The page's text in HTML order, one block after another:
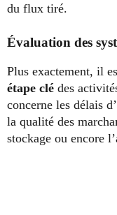
du flux tiré.
Évaluation des
Plus exactement, il
étape clé des
concerne les délais
la qualité des
stockage ou encore